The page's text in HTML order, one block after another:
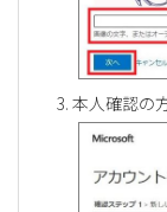
本人確認の